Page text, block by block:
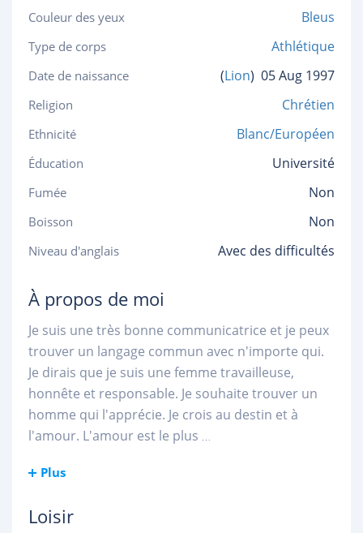
Couleur des yeux Bleus
Type de corps Athlétique
Date de naissance (Lion) 05 Aug 1997
Religion Chrétien
Ethnicité Blanc/Européen
Éducation Université
Fumée Non
Boisson Non
Niveau d'anglais Avec des difficultés
À propos de moi
Je suis une très bonne communicatrice et je peux
trouver un langage commun avec n'importe qui.
Je dirais que je suis une femme travailleuse,
honnête et responsable. Je souhaite trouver un
homme qui l'apprécie. Je crois au destin et à
l'amour. L'amour est le plus ...
Plus
Loisir